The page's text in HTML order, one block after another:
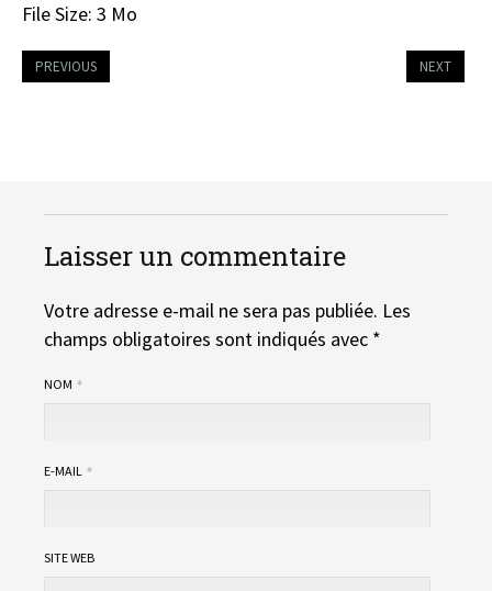
File Size: 3 Mo
PREVIOUS NEXT
Laisser un commentaire
Votre adresse e-mail ne sera pas publiée. Les
champs obligatoires sont indiqués avec *
NOM
E-MAIL
SITE WEB